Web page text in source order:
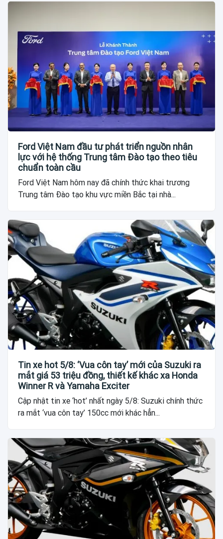
Ford Việt Nam đầu tư phát triển nguồn nhân
lực với hệ thống Trung tâm Đào tạo theo tiêu
chuẩn toàn cầu
Ford Việt Nam hôm nay đã chính thức khai trương
Trung tâm Đào tạo khu vực miền Bắc tại nhà...
Tin xe hot 5/8: ‘Vua côn tay’ mới của Suzuki ra
mắt giá 53 triệu đồng, thiết kế khác xa Honda
Winner R và Yamaha Exciter
Cập nhật tin xe ‘hot’ nhất ngày 5/8: Suzuki chính thức
ra mắt ‘vua côn tay’ 150cc mới khác hẳn...